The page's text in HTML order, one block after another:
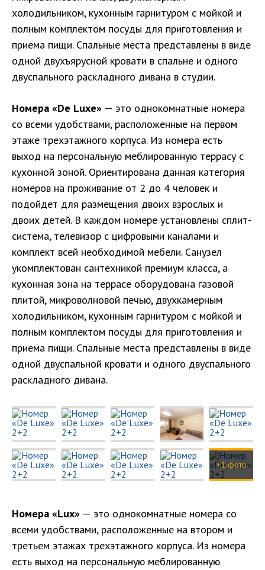
холодильником, кухонным гарнитуром с мойкой и
полным комплектом посуды для приготовления и
приема пищи. Спальные места представлены в виде
одной двухъярусной кровати в спальне и одного
двуспального раскладного дивана в студии.
Номера «De Luxe» — это однокомнатные номера
со всеми удобствами, расположенные на первом
этаже трехэтажного корпуса. Из номера есть
выход на персональную меблированную террасу с
кухонной зоной. Ориентирована данная категория
номеров на проживание от 2 до 4 человек и
подойдет для размещения двоих взрослых и
двоих детей. В каждом номере установлены сплит-
система, телевизор с цифровыми каналами и
комплект всей необходимой мебели. Санузел
укомплектован сантехникой премиум класса, а
кухонная зона на террасе оборудована газовой
плитой, микроволновой печью, двухкамерным
холодильником, кухонным гарнитуром с мойкой и
полным комплектом посуды для приготовления и
приема пищи. Спальные места представлены в виде
одной двуспальной кровати и одного двуспального
раскладного дивана.
+1 фото
Номера «Lux» — это однокомнатные номера со
всеми удобствами, расположенные на втором и
третьем этажах трехэтажного корпуса. Из номера
есть выход на персональную меблированную